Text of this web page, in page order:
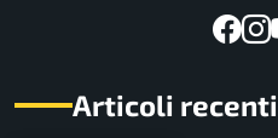
Articoli recenti